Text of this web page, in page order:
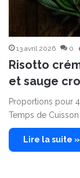
13 avril 2026 0
Risotto
et sauge
Proportions pour
Temps de
Lire la suite »